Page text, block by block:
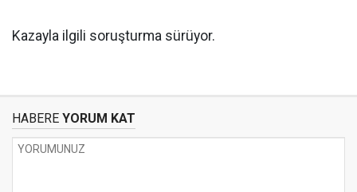
Kazayla ilgili soruşturma sürüyor.
HABERE YORUM KAT